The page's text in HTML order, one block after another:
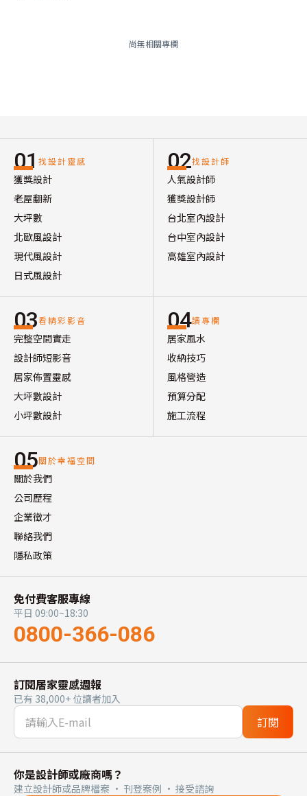
尚無相關專欄
01 找設計靈感
獲獎設計
老屋翻新
大坪數
北歐風設計
現代風設計
日式風設計
02找設計師
人氣設計師
獲獎設計師
台北室內設計
台中室內設計
高雄室內設計
03看精彩影音
完整空間實走
設計師短影音
居家佈置靈感
大坪數設計
小坪數設計
04讀專欄
居家風水
收納技巧
風格營造
預算分配
施工流程
05關於幸福空間
關於我們
公司歷程
企業徵才
聯絡我們
隱私政策
免付費客服專線
平日 09:00~18:30
0800-366-086
訂閱居家靈感週報
已有 38,000+ 位讀者加入
訂閱
你是設計師或廠商嗎？
建立設計師或品牌檔案 · 刊登案例 · 接受諮詢